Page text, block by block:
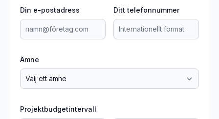
Din e-postadress Ditt telefonnummer
Ämne
Projektbudgetintervall